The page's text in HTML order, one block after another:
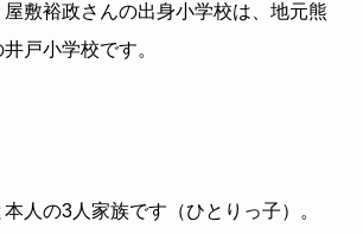
屋敷裕政さんの出身小学校は、地元熊
戸小学校です。
本人の3人家族です（ひとりっ子）。